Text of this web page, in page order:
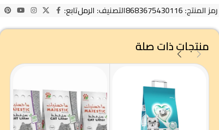
رمز المنتج: 8683675430116التصنيف: الرملتابع:
منتجات ذات صلة